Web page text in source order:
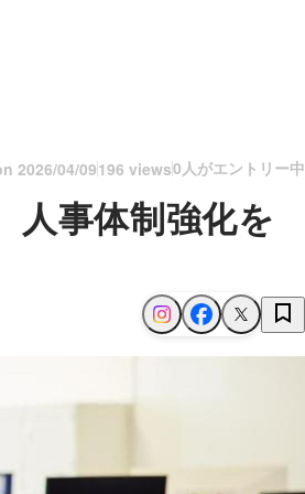
2026/04/09196 views0人がエントリー中
人事体制強化を